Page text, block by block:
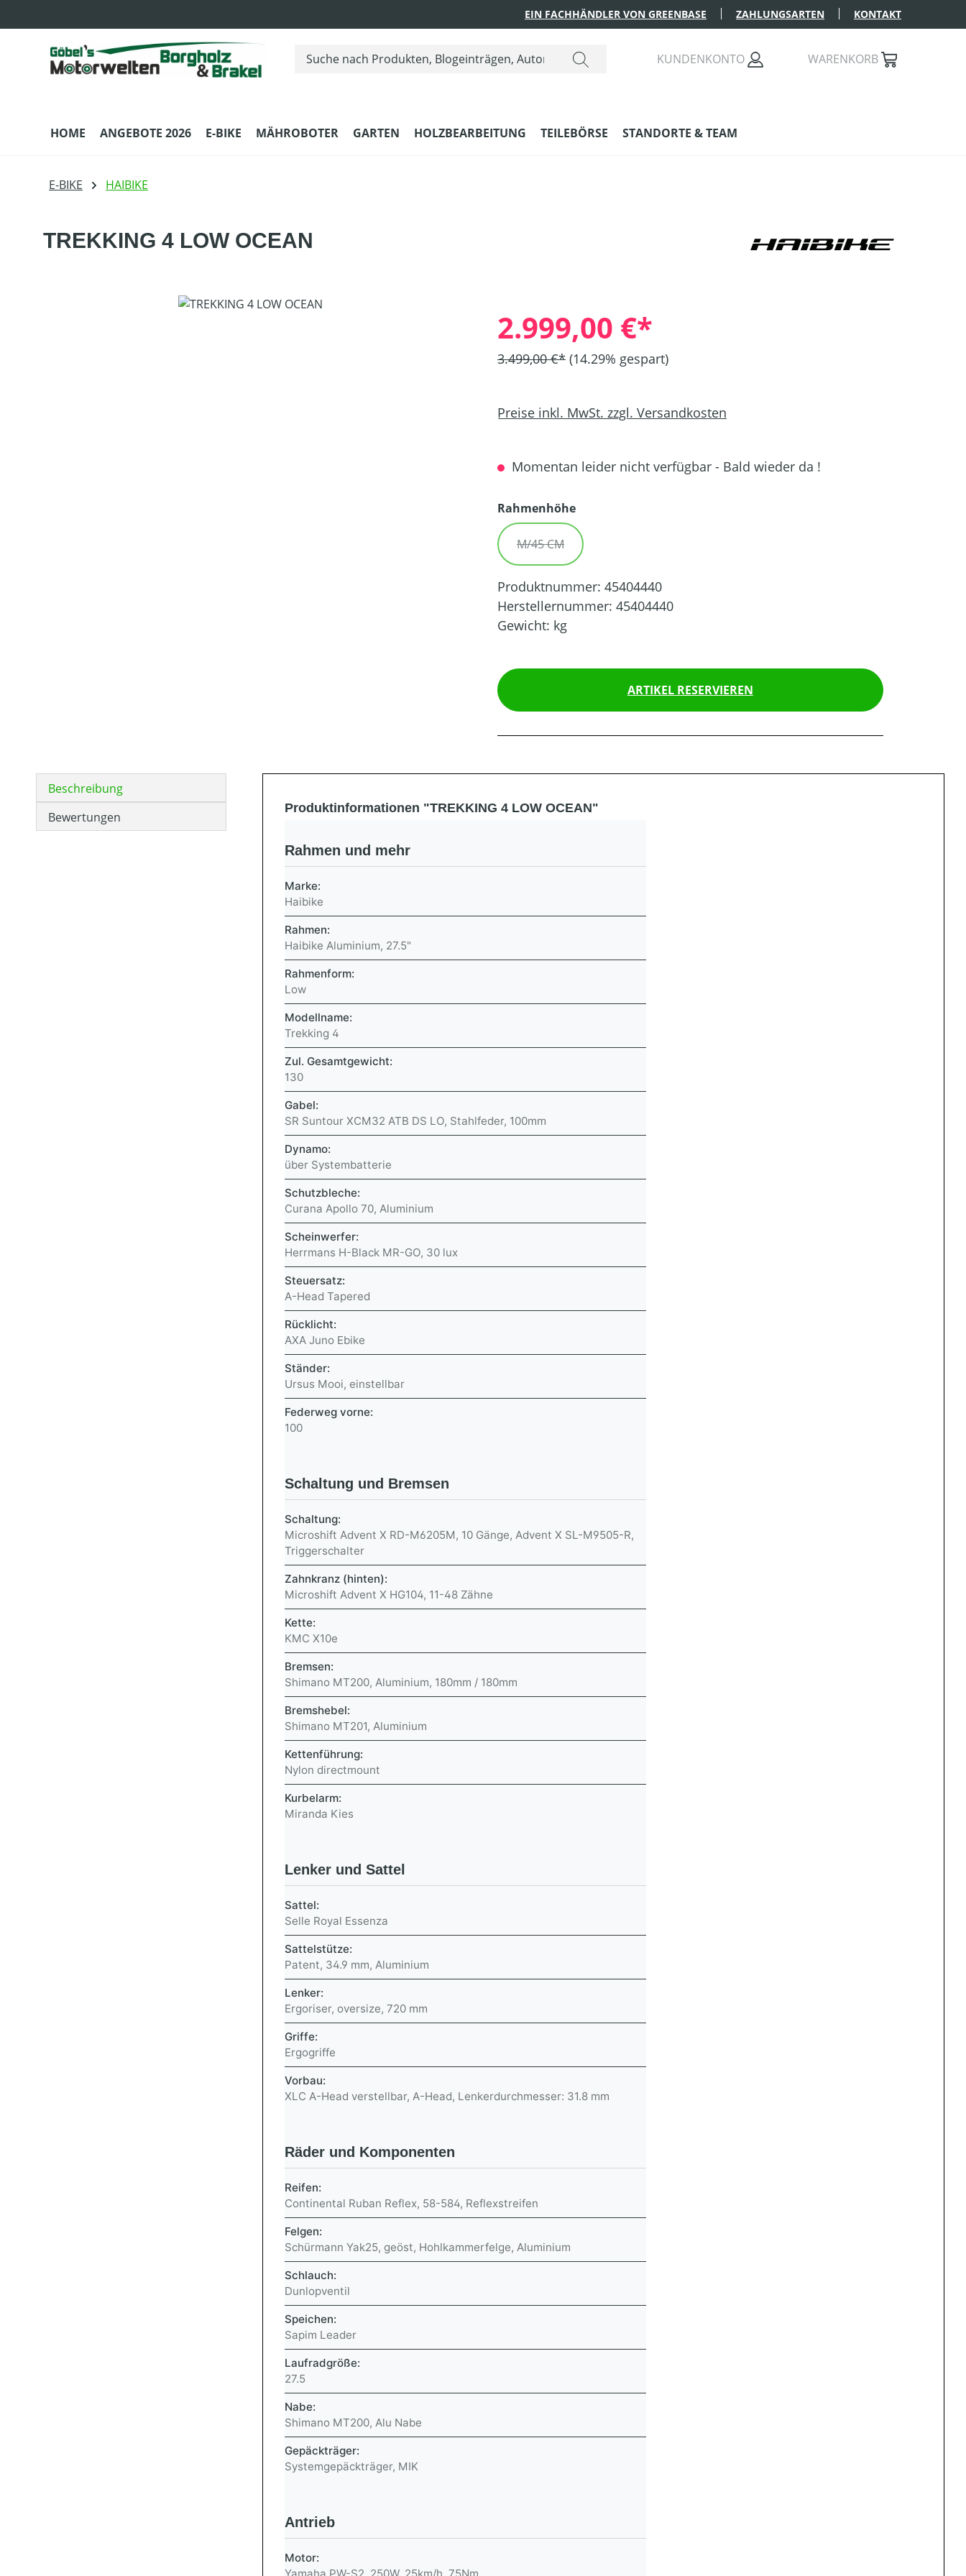
EIN FACHHÄNDLER VON GREENBASE ZAHLUNGSARTEN KONTAKT
KUNDENKONTO WARENKORB
HOME ANGEBOTE 2026 E-BIKE MÄHROBOTER GARTEN HOLZBEARBEITUNG TEILEBÖRSE STANDORTE & TEAM
E-BIKE HAIBIKE
TREKKING 4 LOW OCEAN
2.999,00 €*
3.499,00 €* (14.29% gespart)
Preise inkl. MwSt. zzgl. Versandkosten
Momentan leider nicht verfügbar - Bald wieder da !
Rahmenhöheauswählen
M/45 CM(DIESE OPTION IST ZURZEIT NICHT VERFÜGBAR.)
Produktnummer: 45404440
Herstellernummer: 45404440
Gewicht: kg
ARTIKEL RESERVIEREN
Beschreibung
Bewertungen
Produktinformationen "TREKKING 4 LOW OCEAN"
Rahmen und mehr
Marke:
Haibike
Rahmen:
Haibike Aluminium, 27.5"
Rahmenform:
Low
Modellname:
Trekking 4
Zul. Gesamtgewicht:
130
Gabel:
SR Suntour XCM32 ATB DS LO, Stahlfeder, 100mm
Dynamo:
über Systembatterie
Schutzbleche:
Curana Apollo 70, Aluminium
Scheinwerfer:
Herrmans H-Black MR-GO, 30 lux
Steuersatz:
A-Head Tapered
Rücklicht:
AXA Juno Ebike
Ständer:
Ursus Mooi, einstellbar
Federweg vorne:
100
Schaltung und Bremsen
Schaltung:
Microshift Advent X RD-M6205M, 10 Gänge, Advent X SL-M9505-R,
Triggerschalter
Zahnkranz (hinten):
Microshift Advent X HG104, 11-48 Zähne
Kette:
KMC X10e
Bremsen:
Shimano MT200, Aluminium, 180mm / 180mm
Bremshebel:
Shimano MT201, Aluminium
Kettenführung:
Nylon directmount
Kurbelarm:
Miranda Kies
Lenker und Sattel
Sattel:
Selle Royal Essenza
Sattelstütze:
Patent, 34.9 mm, Aluminium
Lenker:
Ergoriser, oversize, 720 mm
Griffe:
Ergogriffe
Vorbau:
XLC A-Head verstellbar, A-Head, Lenkerdurchmesser: 31.8 mm
Räder und Komponenten
Reifen:
Continental Ruban Reflex, 58-584, Reflexstreifen
Felgen:
Schürmann Yak25, geöst, Hohlkammerfelge, Aluminium
Schlauch:
Dunlopventil
Speichen:
Sapim Leader
Laufradgröße:
27.5
Nabe:
Shimano MT200, Alu Nabe
Gepäckträger:
Systemgepäckträger, MIK
Antrieb
Motor: